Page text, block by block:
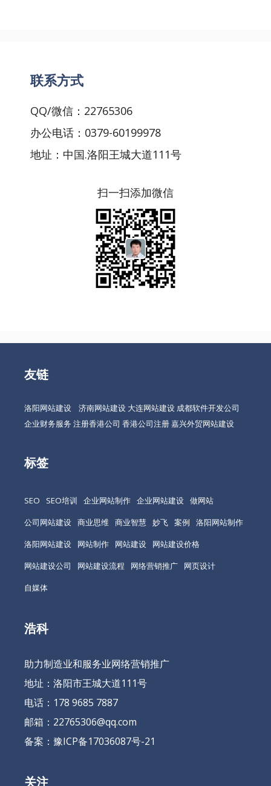
联系方式
QQ/微信：22765306
办公电话：0379-60199978
地址：中国.洛阳王城大道111号
扫一扫添加微信
友链
洛阳网站建设 济南网站建设 大连网站建设 成都软件开发公司
企业财务服务 注册香港公司 香港公司注册嘉兴外贸网站建设
标签
SEO SEO培训 企业网站制作 企业网站建设 做网站
公司网站建设 商业思维 商业智慧 妙飞 案例
洛阳网站制作
洛阳网站建设
网站制作 网站建设
网站建设价格
网站建设公司
网站建设流程 网络营销推广
网页设计
自媒体
浩科
助力制造业和服务业网络营销推广
地址：洛阳市王城大道111号
电话：178 9685 7887
邮箱：22765306@qq.com
备案： 豫ICP备17036087号-21
关注